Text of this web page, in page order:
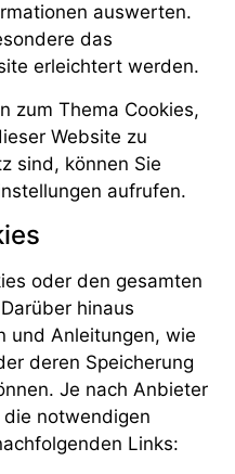
auswerten.
das
erleichtert werden.
zum Thema Cookies,
Website zu
sind, können Sie
aufrufen.
oder den gesamten
hinaus
und Anleitungen, wie
deren Speicherung
Je nach Anbieter
notwendigen
Links: